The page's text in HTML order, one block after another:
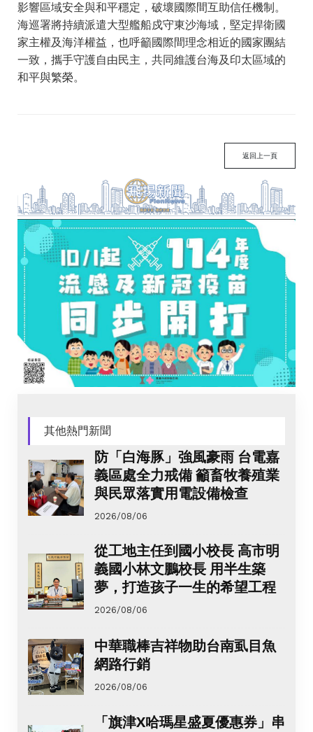
影響區域安全與和平穩定，破壞國際間互助信任機制。
海巡署將持續派遣大型艦船戍守東沙海域，堅定捍衛國
家主權及海洋權益，也呼籲國際間理念相近的國家團結
一致，攜手守護自由民主，共同維護台海及印太區域的
和平與繁榮。
返回上一頁
其他熱門新聞
防「白海豚」強風豪雨 台電嘉
義區處全力戒備 籲畜牧養殖業
與民眾落實用電設備檢查
2026/08/06
從工地主任到國小校長 高市明
義國小林文鵬校長 用半生築
夢，打造孩子一生的希望工程
2026/08/06
中華職棒吉祥物助台南虱目魚
網路行銷
2026/08/06
「旗津X哈瑪星盛夏優惠券」串